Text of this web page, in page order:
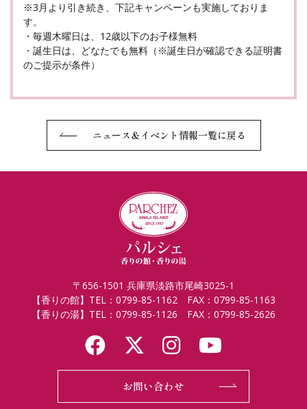
※3月より引き続き、下記キャンペーンも実施しておりま
す。
・毎週木曜日は、12歳以下のお子様無料
・誕生日は、どなたでも無料（※誕生日が確認できる証明書
のご提示が条件）
ニュース＆イベント情報一覧に戻る
〒656-1501 兵庫県淡路市尾崎3025-1
【香りの館】TEL：0799-85-1162 FAX：0799-85-1163
【香りの湯】TEL：0799-85-1126 FAX：0799-85-2626
お問い合わせ